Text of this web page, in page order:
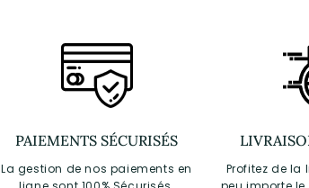
PAIEMENTS SÉCURISÉS
La gestion de nos paiements en
Profitez de